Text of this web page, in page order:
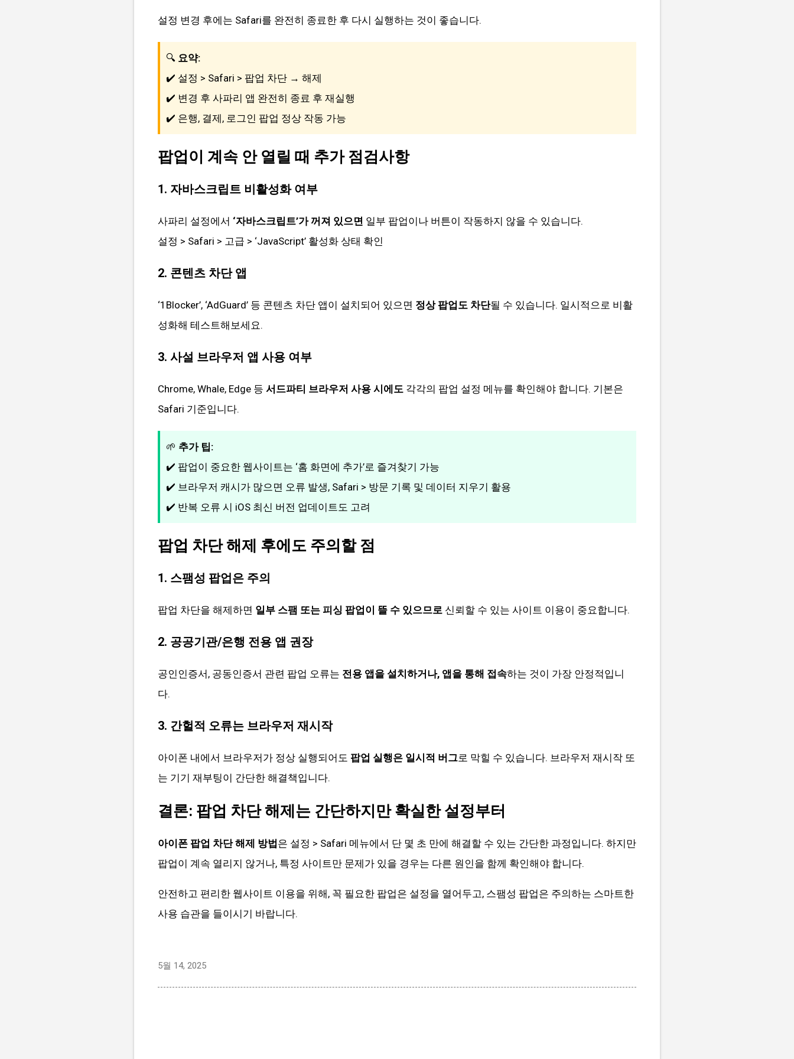
설정 변경 후에는 Safari를 완전히 종료한 후 다시 실행하는 것이 좋습니다.
🔍 요약:
✔️ 설정 > Safari > 팝업 차단 → 해제
✔️ 변경 후 사파리 앱 완전히 종료 후 재실행
✔️ 은행, 결제, 로그인 팝업 정상 작동 가능
팝업이 계속 안 열릴 때 추가 점검사항
1. 자바스크립트 비활성화 여부
사파리 설정에서 ‘자바스크립트’가 꺼져 있으면 일부 팝업이나 버튼이 작동하지 않을 수 있습니다.
설정 > Safari > 고급 > ‘JavaScript’ 활성화 상태 확인
2. 콘텐츠 차단 앱
‘1Blocker’, ‘AdGuard’ 등 콘텐츠 차단 앱이 설치되어 있으면 정상 팝업도 차단될 수 있습니다. 일시적으로 비활
성화해 테스트해보세요.
3. 사설 브라우저 앱 사용 여부
Chrome, Whale, Edge 등 서드파티 브라우저 사용 시에도 각각의 팝업 설정 메뉴를 확인해야 합니다. 기본은
Safari 기준입니다.
🌱 추가 팁:
✔️ 팝업이 중요한 웹사이트는 ‘홈 화면에 추가’로 즐겨찾기 가능
✔️ 브라우저 캐시가 많으면 오류 발생, Safari > 방문 기록 및 데이터 지우기 활용
✔️ 반복 오류 시 iOS 최신 버전 업데이트도 고려
팝업 차단 해제 후에도 주의할 점
1. 스팸성 팝업은 주의
팝업 차단을 해제하면 일부 스팸 또는 피싱 팝업이 뜰 수 있으므로 신뢰할 수 있는 사이트 이용이 중요합니다.
2. 공공기관/은행 전용 앱 권장
공인인증서, 공동인증서 관련 팝업 오류는 전용 앱을 설치하거나, 앱을 통해 접속하는 것이 가장 안정적입니
다.
3. 간헐적 오류는 브라우저 재시작
아이폰 내에서 브라우저가 정상 실행되어도 팝업 실행은 일시적 버그로 막힐 수 있습니다. 브라우저 재시작 또
는 기기 재부팅이 간단한 해결책입니다.
결론: 팝업 차단 해제는 간단하지만 확실한 설정부터
아이폰 팝업 차단 해제 방법은 설정 > Safari 메뉴에서 단 몇 초 만에 해결할 수 있는 간단한 과정입니다. 하지만
팝업이 계속 열리지 않거나, 특정 사이트만 문제가 있을 경우는 다른 원인을 함께 확인해야 합니다.
안전하고 편리한 웹사이트 이용을 위해, 꼭 필요한 팝업은 설정을 열어두고, 스팸성 팝업은 주의하는 스마트한
사용 습관을 들이시기 바랍니다.
5월 14, 2025